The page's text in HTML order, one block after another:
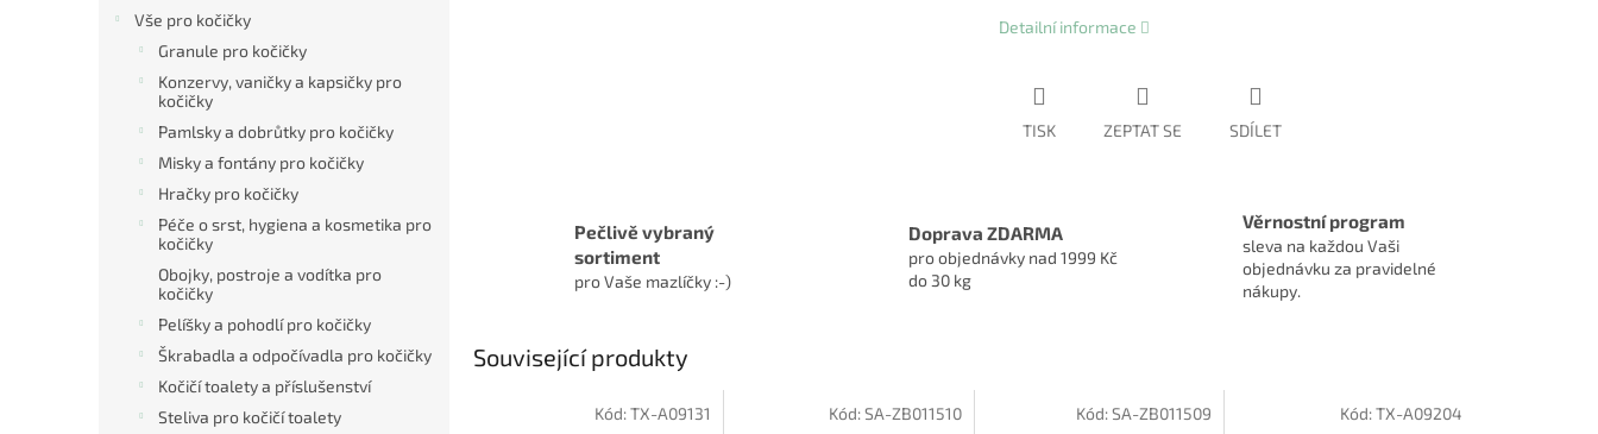
Vše pro kočičky
Granule pro kočičky
Konzervy, vaničky a kapsičky pro
kočičky
Pamlsky a dobrůtky pro kočičky
Misky a fontány pro kočičky
Hračky pro kočičky
Péče o srst, hygiena a kosmetika pro
kočičky
Obojky, postroje a vodítka pro
kočičky
Pelíšky a pohodlí pro kočičky
Škrabadla a odpočívadla pro kočičky
Kočičí toalety a příslušenství
Steliva pro kočičí toalety
Detailní informace
TISK ZEPTAT SE SDÍLET
Pečlivě vybraný
sortiment
pro Vaše mazlíčky :-)
Doprava ZDARMA
pro objednávky nad 1999 Kč
do 30 kg
Věrnostní program
sleva na každou Vaši
objednávku za pravidelné
nákupy.
Související produkty
Kód:TX-A09131 Kód:SA-ZB011510 Kód:SA-ZB011509 Kód:TX-A09204